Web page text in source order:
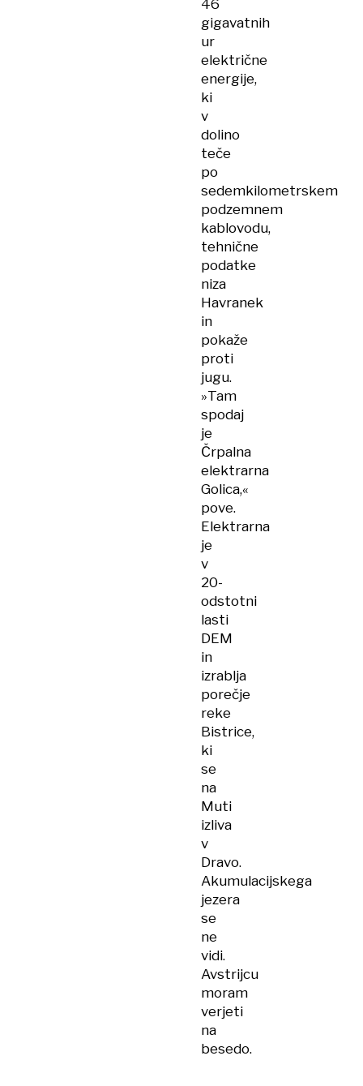
46
gigavatnih
ur
električne
energije,
ki
v
dolino
teče
po
sedemkilometrskem
podzemnem
kablovodu,
tehnične
podatke
niza
Havranek
in
pokaže
proti
jugu.
»Tam
spodaj
je
Črpalna
elektrarna
Golica,«
pove.
Elektrarna
je
v
20-
odstotni
lasti
DEM
in
izrablja
porečje
reke
Bistrice,
ki
se
na
Muti
izliva
v
Dravo.
Akumulacijskega
jezera
se
ne
vidi.
Avstrijcu
moram
verjeti
na
besedo.